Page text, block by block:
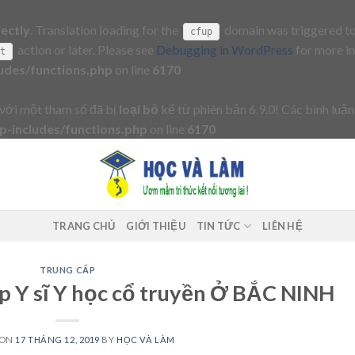
. Translation loading for the cfup
domain was triggered
action or later. Please see Debugging in WordPress for more
functions.php on line 6170
một tham số đã bị loại bỏ kể từ phiên bản 6.9.0! Các bình
includes/functions.php on line 6170
TRANG CHỦ GIỚI THIỆU TIN TỨC LIÊN HỆ
TRUNG CẤP
Y sĩ Y học cổ truyền Ở BẮC NINH
17 THÁNG 12, 2019 BY HỌC VÀ LÀM